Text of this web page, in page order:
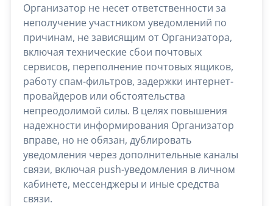
Организатор не несет ответственности за
неполучение участником уведомлений по
причинам, не зависящим от Организатора,
включая технические сбои почтовых
сервисов, переполнение почтовых ящиков,
работу спам-фильтров, задержки интернет-
провайдеров или обстоятельства
непреодолимой силы. В целях повышения
надежности информирования Организатор
вправе, но не обязан, дублировать
уведомления через дополнительные каналы
связи, включая push-уведомления в личном
кабинете, мессенджеры и иные средства
связи.